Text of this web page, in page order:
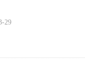
29